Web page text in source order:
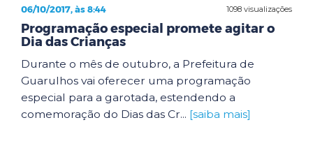
1098 visualizações
06/10/2017, às 8:44
Programação especial promete agitar o
Dia das Crianças
Durante o mês de outubro, a Prefeitura de
Guarulhos vai oferecer uma programação
especial para a garotada, estendendo a
comemoração do Dias das Cr... [saiba mais]